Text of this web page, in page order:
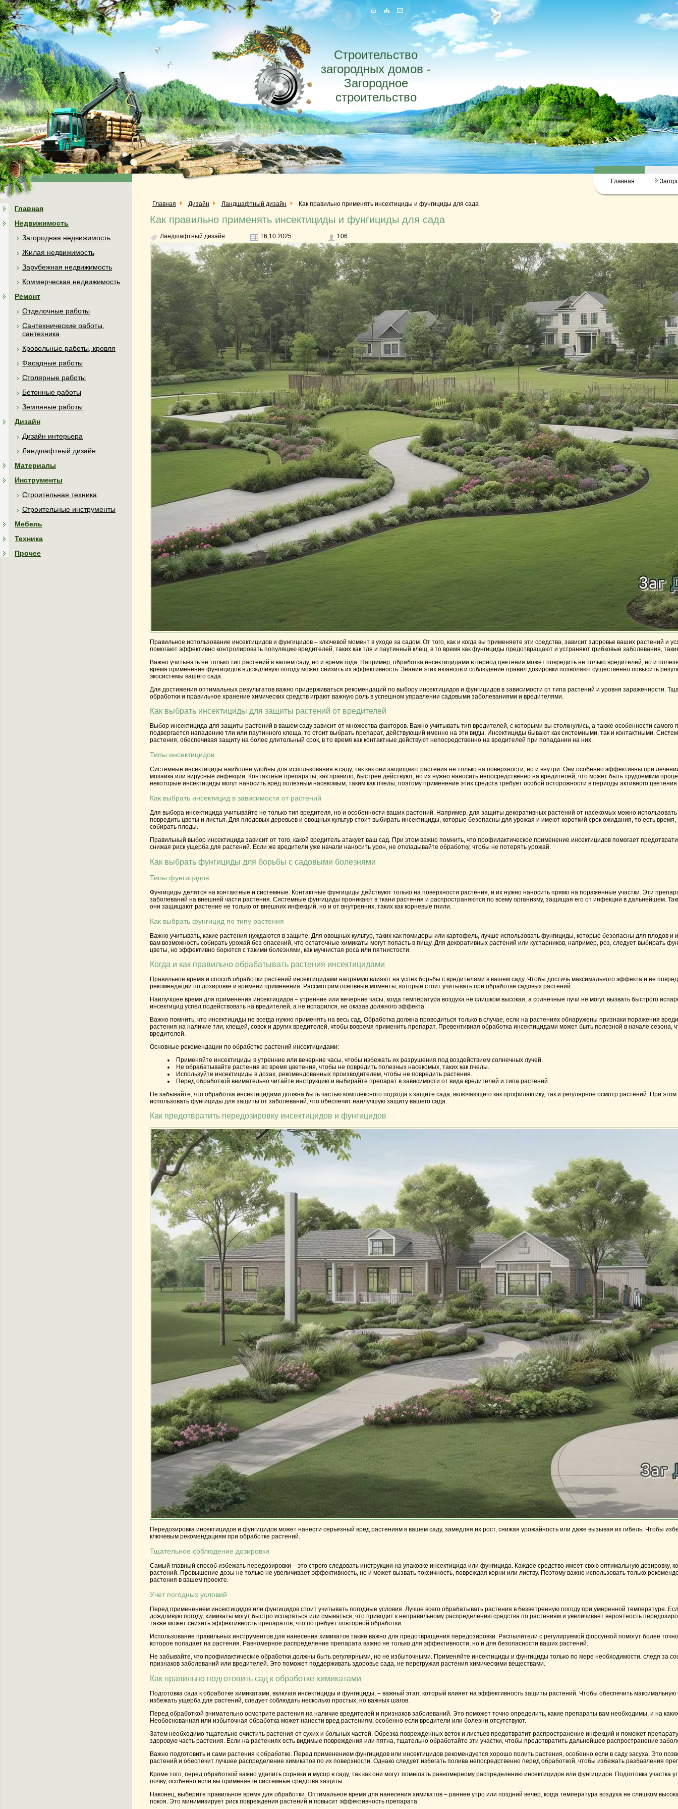
Строительство
загородных домов -
Загородное
строительство
Главная
Главная
Недвижимость
Загородная недвижимость
Жилая недвижимость
Зарубежная недвижимость
Коммерческая недвижимость
Ремонт
Отделочные работы
Сантехнические работы,
сантехника
Кровельные работы, кровля
Фасадные работы
Столярные работы
Бетонные работы
Земляные работы
Дизайн
Дизайн интерьера
Ландшафтный дизайн
Материалы
Инструменты
Строительная техника
Строительные инструменты
Мебель
Техника
Прочее
Главная Дизайн Ландшафтный дизайн Как правильно применять инсектициды и фунгициды для сада
Как правильно применять инсектициды и фунгициды для сада
Ландшафтный дизайн 16.10.2025 106
Правильное использование инсектицидов и фунгицидов – ключевой момент в уходе за садом. От того, как и когда вы применяете эти средства, зависит здоровье ваших растений и
помогают эффективно контролировать популяцию вредителей, таких как тля и паутинный клещ, в то время как фунгициды предотвращают и устраняют грибковые заболевания,
Важно учитывать не только тип растений в вашем саду, но и время года. Например, обработка инсектицидами в период цветения может повредить не только вредителей, но и
время применение фунгицидов в дождливую погоду может снизить их эффективность. Знание этих нюансов и соблюдение правил дозировки позволяют существенно повысить
экосистемы вашего сада.
Для достижения оптимальных результатов важно придерживаться рекомендаций по выбору инсектицидов и фунгицидов в зависимости от типа растений и уровня зараженности.
обработки и правильное хранение химических средств играют важную роль в успешном управлении садовыми заболеваниями и вредителями.
Как выбрать инсектициды для защиты растений от вредителей
Выбор инсектицида для защиты растений в вашем саду зависит от множества факторов. Важно учитывать тип вредителей, с которыми вы столкнулись, а также особенности
подвергается нападению тли или паутинного клеща, то стоит выбрать препарат, действующий именно на эти виды. Инсектициды бывают как системными, так и контактными.
растения, обеспечивая защиту на более длительный срок, в то время как контактные действуют непосредственно на вредителей при попадании на них.
Типы инсектицидов
Системные инсектициды наиболее удобны для использования в саду, так как они защищают растения не только на поверхности, но и внутри. Они особенно эффективны при
мозаика или вирусные инфекции. Контактные препараты, как правило, быстрее действуют, но их нужно наносить непосредственно на вредителей, что может быть трудоемким
некоторые инсектициды могут наносить вред полезным насекомым, таким как пчелы, поэтому применение этих средств требует особой осторожности в периоды активного
Как выбрать инсектицид в зависимости от растений
Для выбора инсектицида учитывайте не только тип вредителя, но и особенности ваших растений. Например, для защиты декоративных растений от насекомых можно
повредить цветы и листья. Для плодовых деревьев и овощных культур стоит выбирать инсектициды, которые безопасны для урожая и имеют короткий срок ожидания, то есть
собирать плоды.
Правильный выбор инсектицида зависит от того, какой вредитель атакует ваш сад. При этом важно помнить, что профилактическое применение инсектицидов помогает
снижая риск ущерба для растений. Если же вредители уже начали наносить урон, не откладывайте обработку, чтобы не потерять урожай.
Как выбрать фунгициды для борьбы с садовыми болезнями
Типы фунгицидов
Фунгициды делятся на контактные и системные. Контактные фунгициды действуют только на поверхности растения, и их нужно наносить прямо на пораженные участки. Эти
заболеваний на внешней части растения. Системные фунгициды проникают в ткани растения и распространяются по всему организму, защищая его от инфекции в дальнейшем.
они защищают растение не только от внешних инфекций, но и от внутренних, таких как корневые гнили.
Как выбрать фунгицид по типу растения
Важно учитывать, какие растения нуждаются в защите. Для овощных культур, таких как помидоры или картофель, лучше использовать фунгициды, которые безопасны для плодов и
вам возможность собирать урожай без опасений, что остаточные химикаты могут попасть в пищу. Для декоративных растений или кустарников, например, роз, следует выбирать
цветы, но эффективно борются с такими болезнями, как мучнистая роса или пятнистости.
Когда и как правильно обрабатывать растения инсектицидами
Правильное время и способ обработки растений инсектицидами напрямую влияют на успех борьбы с вредителями в вашем саду. Чтобы достичь максимального эффекта и не
рекомендации по дозировке и времени применения. Рассмотрим основные моменты, которые стоит учитывать при обработке садовых растений.
Наилучшее время для применения инсектицидов – утренние или вечерние часы, когда температура воздуха не слишком высокая, а солнечные лучи не могут вызвать быстрого
инсектицид успел подействовать на вредителей, а не испарился, не оказав должного эффекта.
Важно помнить, что инсектициды не всегда нужно применять на весь сад. Обработка должна проводиться только в случае, если на растениях обнаружены признаки поражения
растения на наличие тли, клещей, совок и других вредителей, чтобы вовремя применить препарат. Превентивная обработка инсектицидами может быть полезной в начале сезона,
вредителей.
Основные рекомендации по обработке растений инсектицидами:
Применяйте инсектициды в утренние или вечерние часы, чтобы избежать их разрушения под воздействием солнечных лучей.
Не обрабатывайте растения во время цветения, чтобы не повредить полезных насекомых, таких как пчелы.
Используйте инсектициды в дозах, рекомендованных производителем, чтобы не повредить растения.
Перед обработкой внимательно читайте инструкцию и выбирайте препарат в зависимости от вида вредителей и типа растений.
Не забывайте, что обработка инсектицидами должна быть частью комплексного подхода к защите сада, включающего как профилактику, так и регулярное осмотр растений. При
использовать фунгициды для защиты от заболеваний, что обеспечит наилучшую защиту вашего сада.
Как предотвратить передозировку инсектицидов и фунгицидов
Передозировка инсектицидов и фунгицидов может нанести серьезный вред растениям в вашем саду, замедляя их рост, снижая урожайность или даже вызывая их гибель. Чтобы
ключевым рекомендациям при обработке растений.
Тщательное соблюдение дозировки
Самый главный способ избежать передозировки – это строго следовать инструкции на упаковке инсектицида или фунгицида. Каждое средство имеет свою оптимальную дозировку,
растений. Превышение дозы не только не увеличивает эффективность, но и может вызвать токсичность, повреждая корни или листву. Поэтому важно использовать только
растения в вашем проекте.
Учет погодных условий
Перед применением инсектицидов или фунгицидов стоит учитывать погодные условия. Лучше всего обрабатывать растения в безветренную погоду при умеренной температуре.
дождливую погоду, химикаты могут быстро испаряться или смываться, что приводит к неправильному распределению средства по растениям и увеличивает вероятность
также может снизить эффективность препаратов, что потребует повторной обработки.
Использование правильных инструментов для нанесения химикатов также важно для предотвращения передозировки. Распылители с регулируемой форсункой помогут более
которое попадает на растения. Равномерное распределение препарата важно не только для эффективности, но и для безопасности ваших растений.
Не забывайте, что профилактические обработки должны быть регулярными, но не избыточными. Применяйте инсектициды и фунгициды только по мере необходимости, следя за
признаков заболеваний или вредителей. Это поможет поддерживать здоровье сада, не перегружая растения химическими веществами.
Как правильно подготовить сад к обработке химикатами
Подготовка сада к обработке химикатами, включая инсектициды и фунгициды, – важный этап, который влияет на эффективность защиты растений. Чтобы обеспечить максимальную
избежать ущерба для растений, следует соблюдать несколько простых, но важных шагов.
Перед обработкой внимательно осмотрите растения на наличие вредителей и признаков заболеваний. Это поможет точно определить, какие препараты вам необходимы, и на
Необоснованная или избыточная обработка может нанести вред растениям, особенно если вредители или болезни отсутствуют.
Затем необходимо тщательно очистить растения от сухих и больных частей. Обрезка поврежденных веток и листьев предотвратит распространение инфекций и поможет
здоровую часть растения. Если на растениях есть видимые повреждения или пятна, тщательно обработайте эти участки, чтобы предотвратить дальнейшее распространение
Важно подготовить и сами растения к обработке. Перед применением фунгицидов или инсектицидов рекомендуется хорошо полить растения, особенно если в саду засуха. Это
растений и обеспечит лучшее распределение химикатов по их поверхности. Однако следует избегать полива непосредственно перед обработкой, чтобы избежать разбавления
Кроме того, перед обработкой важно удалить сорняки и мусор в саду, так как они могут помешать равномерному распределению инсектицидов или фунгицидов. Подготовка участка
почву, особенно если вы применяете системные средства защиты.
Наконец, выберите правильное время для обработки. Оптимальное время для нанесения химикатов – раннее утро или поздний вечер, когда температура воздуха не слишком
покоя. Это минимизирует риск повреждения растений и повысит эффективность препарата.